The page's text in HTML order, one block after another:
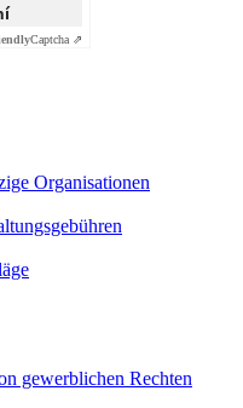
Captcha ⇗
Organisationen
gewerblichen Rechten